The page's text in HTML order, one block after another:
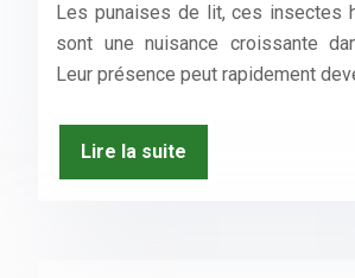
Les punaises de lit, ces insectes
sont une nuisance croissante
Leur présence peut rapidement
Lire la suite